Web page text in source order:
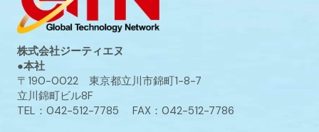
株式会社ジーティエヌ
●本社
〒190-0022 東京都立川市錦町1-8-7
立川錦町ビル8F
TEL：042-512-7785 FAX：042-512-7786